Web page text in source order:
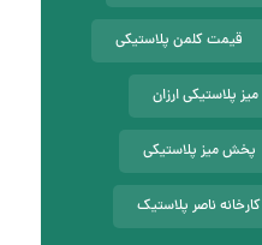
قیمت کلمن پلاستیکی
میز پلاستیکی ارزان
پخش میز پلاستیکی
کارخانه ناصر پلاستیک